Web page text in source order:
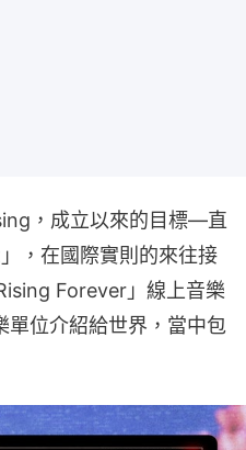
，成立以來的目標—直
，在國際實則的來往接
Forever」線上音樂
單位介紹給世界，當中包